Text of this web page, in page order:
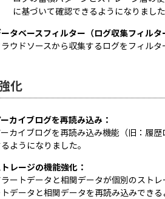
に基づいて確認できるようになりました
タベースフィルター（ログ収集フィルタ
ウドソースから収集するログをフィルタ
化
カイブログを再読み込み：
カイブログを再読み込み機能（旧：履
ようになりました。
レージの機能強化：
ートデータと相関データが個別のスト
データと相関データを再読み込みできる